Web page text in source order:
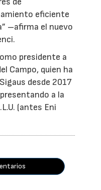
eficiente
–afirma el nuevo
presidente a
Campo, quien ha
desde 2017
a la
(antes Eni